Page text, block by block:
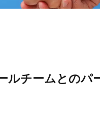
ルチームとのパ